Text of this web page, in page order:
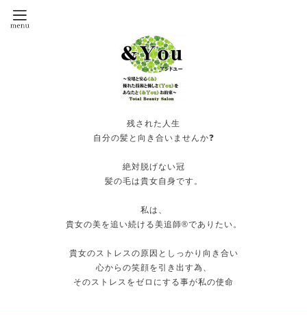
残された人生
自分の髪と向き合いませんか❓
絶対脱げない冠
髪の毛は貴女自身です。
私は、
貴女の美を追い続ける美追師®️でありたい。
貴女のストレスの原因としっかり向き合い
心からの笑顔を引き出す為、
そのストレスをゼロにする事が私の使命